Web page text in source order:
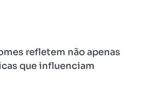
refletem não apenas
que influenciam